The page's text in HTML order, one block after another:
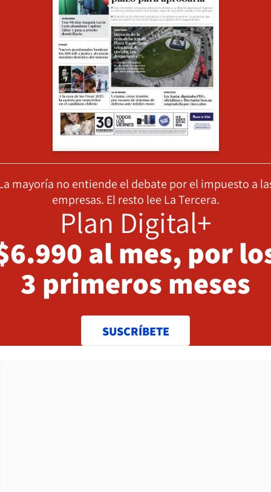
mayoría no entiende el debate por el impuesto a
empresas. El resto lee La Tercera.
Plan Digital+
al mes, por
3 primeros meses
SUSCRÍBETE